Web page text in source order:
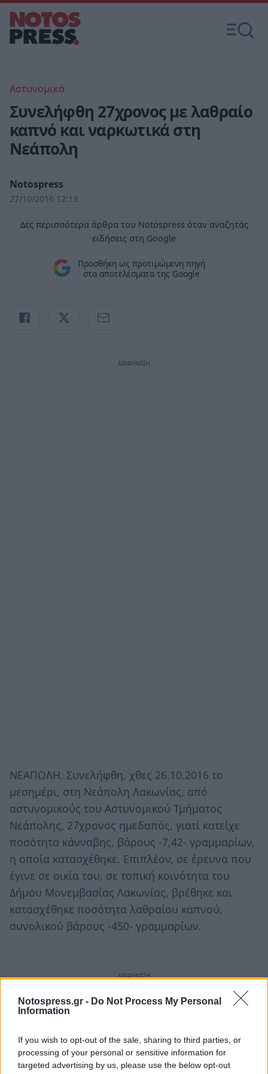
Notospress.gr - Do Not Process My Personal
Information
If you wish to opt-out of the sale, sharing to third parties, or
processing of your personal or sensitive information for
targeted advertising by us, please use the below opt-out
Αστυνομικά
Συνελήφθη 27χρονος με λαθραίο
καπνό και ναρκωτικά στη
Νεάπολη
Notospress
27/10/2016 12:13
Δες περισσότερα άρθρα του Notospress όταν αναζητάς
ειδήσεις στη Google
Προσθήκη ως προτιμώμενη πηγή
στα αποτελέσματα της Google
ΝΕΑΠΟΛΗ. Συνελήφθη, χθες 26.10.2016 το
μεσημέρι, στη Νεάπολη Λακωνίας, από
αστυνομικούς του Αστυνομικού Τμήματος
Νεάπολης, 27χρονος ημεδαπός, γιατί κατείχε
ποσότητα κάνναβης, βάρους -7,42- γραμμαρίων,
η οποία κατασχέθηκε. Επιπλέον, σε έρευνα που
έγινε σε οικία του, σε τοπική κοινότητα του
Δήμου Μονεμβασίας Λακωνίας, βρέθηκε και
κατασχέθηκε ποσότητα λαθραίου καπνού,
συνολικού βάρους -450- γραμμαρίων.